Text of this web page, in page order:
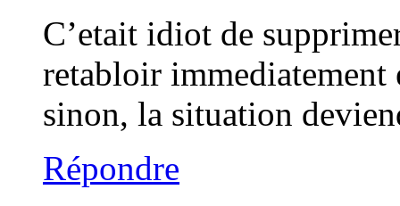
C’etait idiot de
retabloir immediatement
sinon, la situation
Répondre